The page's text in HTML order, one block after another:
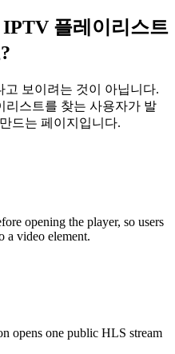
플레이리스트
고 보이려는 것이 아닙니다.
리스트를 찾는 사용자가 발
드는 페이지입니다.
opening the player, so users
a video element.
opens one public HLS stream